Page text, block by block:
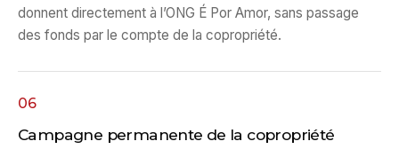
donnent directement à l’ONG É Por Amor, sans passage
des fonds par le compte de la copropriété.
06
Campagne permanente de la copropriété